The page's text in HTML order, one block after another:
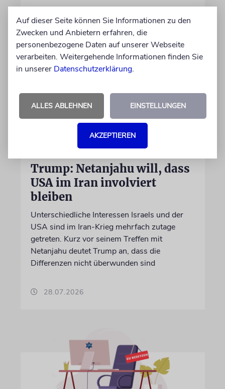
Trump: Netanjahu will, dass
USA im Iran involviert
bleiben
Unterschiedliche Interessen Israels und der
USA sind im Iran-Krieg mehrfach zutage
getreten. Kurz vor seinem Treffen mit
Netanjahu deutet Trump an, dass die
Differenzen nicht überwunden sind
28.07.2026
Auf dieser Seite können Sie Informationen zu den
Zwecken und Anbietern erfahren, die
personenbezogene Daten auf unserer Webseite
verarbeiten. Weitergehende Informationen finden Sie
in unserer Datenschutzerklärung.
ALLES ABLEHNEN EINSTELLUNGEN
AKZEPTIEREN